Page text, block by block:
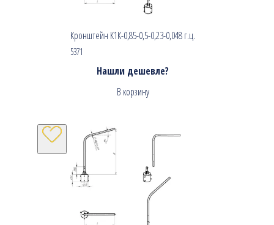
Кронштейн К1К-0,85-0,5-0,23-0,048 г.ц.
5371
Нашли дешевле?
В корзину